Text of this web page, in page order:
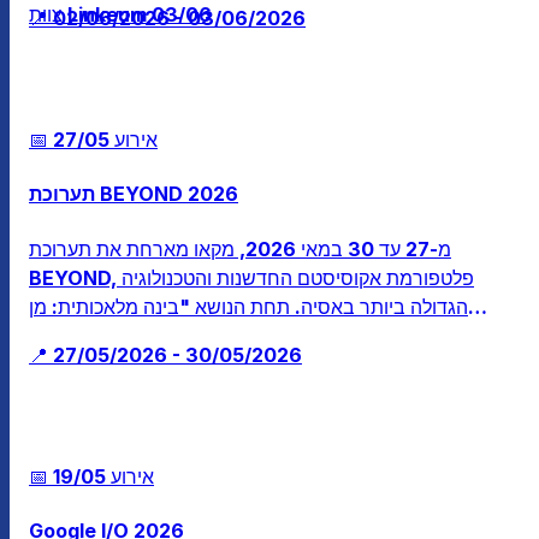
צוות Linkeum 03/06
📍 02/06/2026 - 03/06/2026
📅 אירוע 27/05
תערוכת BEYOND 2026
מ-27 עד 30 במאי 2026, מקאו מארחת את תערוכת
BEYOND, פלטפורמת אקוסיסטם החדשנות והטכנולוגיה
הגדולה ביותר באסיה. תחת הנושא "בינה מלאכותית: מן
ו-1,200 מציגים (כולל חברות מרשימת Fortune 500, חברות
📍 27/05/2026 - 30/05/2026
📅 אירוע 19/05
Google I/O 2026